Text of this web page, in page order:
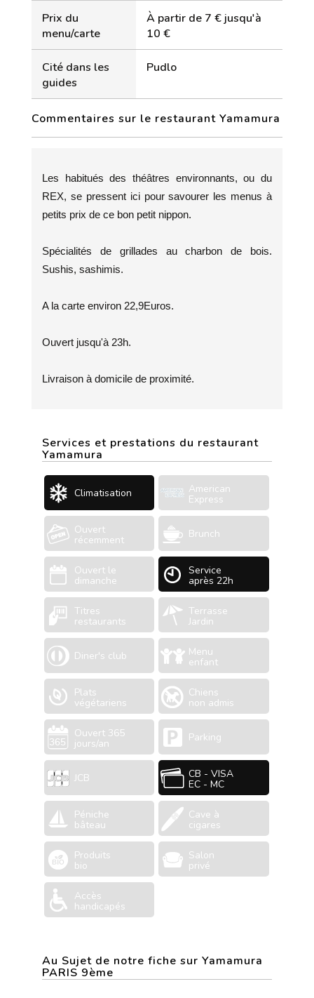
Prix du
menu/carte
À partir de 7 € jusqu'à
10 €
Cité dans les
guides
Pudlo
Commentaires sur le restaurant Yamamura
Les habitués des théâtres environnants, ou du
REX, se pressent ici pour savourer les menus à
petits prix de ce bon petit nippon.
Spécialités de grillades au charbon de bois.
Sushis, sashimis.
A la carte environ 22,9Euros.
Ouvert jusqu'à 23h.
Livraison à domicile de proximité.
Services et prestations du restaurant
Yamamura
Climatisation American
Express
Ouvert
récemment Brunch
Ouvert le
dimanche
Service
après 22h
Titres
restaurants
Terrasse
Jardin
Diner's club Menu
enfant
Plats
végétariens
Chiens
non admis
Ouvert 365
jours/an Parking
JCB CB - VISA
EC - MC
Péniche
bâteau
Cave à
cigares
Produits
bio
Salon
privé
Accès
handicapés
Au Sujet de notre fiche sur Yamamura
PARIS 9ème